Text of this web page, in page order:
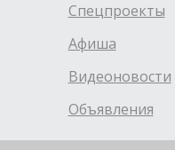
Спецпроекты
Афиша
Видеоновости
Объявления